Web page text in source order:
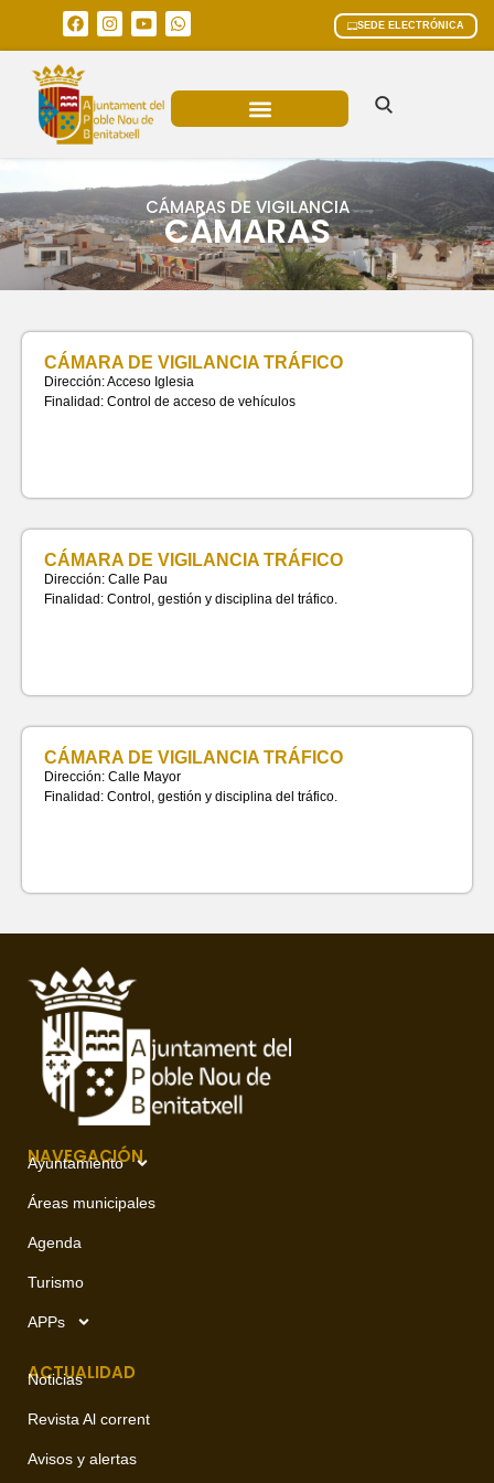
SEDE ELECTRÓNICA
CÁMARAS DE VIGILANCIA
CÁMARAS
CÁMARA DE VIGILANCIA TRÁFICO
Dirección: Acceso Iglesia
Finalidad: Control de acceso de vehículos
CÁMARA DE VIGILANCIA TRÁFICO
Dirección: Calle Pau
Finalidad: Control, gestión y disciplina del tráfico.
CÁMARA DE VIGILANCIA TRÁFICO
Dirección: Calle Mayor
Finalidad: Control, gestión y disciplina del tráfico.
NAVEGACIÓN
Ayuntamiento
Áreas municipales
Agenda
Turismo
APPs
ACTUALIDAD
Noticias
Revista Al corrent
Avisos y alertas